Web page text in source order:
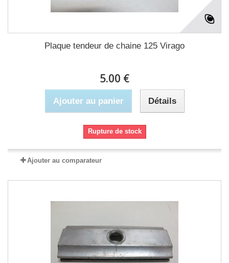
Plaque tendeur de chaine 125 Virago
5.00 €
Ajouter au panier Détails
Rupture de stock
Ajouter au comparateur